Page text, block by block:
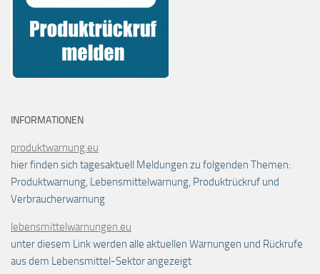
INFORMATIONEN
produktwarnung.eu
hier finden sich tagesaktuell Meldungen zu folgenden Themen:
Produktwarnung, Lebensmittelwarnung, Produktrückruf und
Verbraucherwarnung
lebensmittelwarnungen.eu
unter diesem Link werden alle aktuellen Warnungen und Rückrufe
aus dem Lebensmittel-Sektor angezeigt